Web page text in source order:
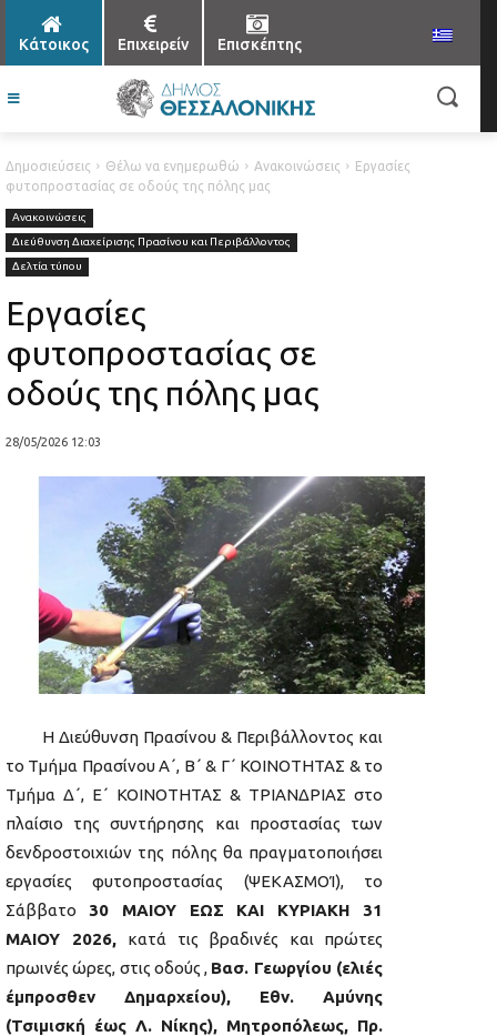
Κάτοικος Επιχειρείν Επισκέπτης
Δημοσιεύσεις Θέλω να ενημερωθώ Ανακοινώσεις
Εργασίες
φυτοπροστασίας σε οδούς της πόλης μας
Ανακοινώσεις
Διεύθυνση Διαχείρισης Πρασίνου και Περιβάλλοντος
Δελτία τύπου
Εργασίες
φυτοπροστασίας σε
οδούς της πόλης μας
28/05/2026 12:03
Η Διεύθυνση Πρασίνου & Περιβάλλοντος και
το Τμήμα Πρασίνου Α΄, Β΄ & Γ΄ ΚΟΙΝΟΤΗΤΑΣ & το
Τμήμα Δ΄, Ε΄ ΚΟΙΝΟΤΗΤΑΣ & ΤΡΙΑΝΔΡΙΑΣ στο
πλαίσιο της συντήρησης και προστασίας των
δενδροστοιχιών της πόλης θα πραγματοποιήσει
εργασίες φυτοπροστασίας (ΨΕΚΑΣΜΟΊ), το
Σάββατο 30 ΜΑΙΟΥ ΕΩΣ ΚΑΙ ΚΥΡΙΑΚΗ 31
ΜΑΙΟΥ 2026, κατά τις βραδινές και πρώτες
πρωινές ώρες, στις οδούς , Βασ. Γεωργίου (ελιές
έμπροσθεν Δημαρχείου),
Εθν. Αμύνης
(Τσιμισκή έως Λ. Νίκης), Μητροπόλεως, Πρ.